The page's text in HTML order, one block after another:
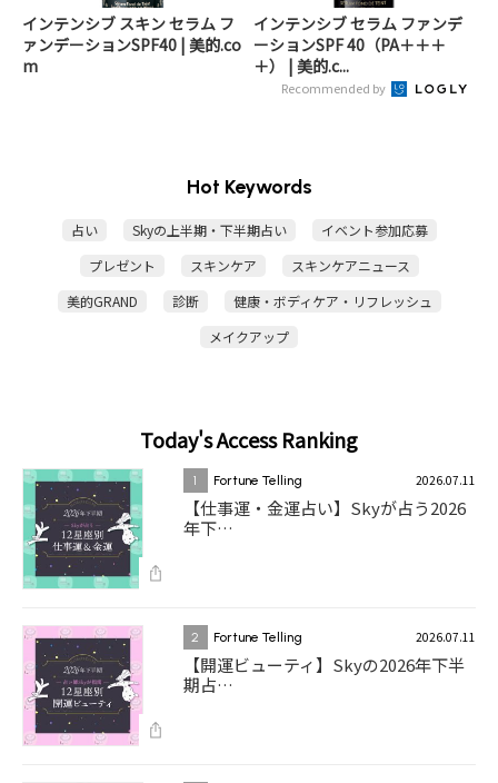
インテンシブ スキン セラム フ
ァンデーションSPF40 | 美的.co
m
インテンシブ セラム ファンデ
ーションSPF 40（PA＋＋＋
＋） | 美的.c...
Recommended by
Hot Keywords
占い Skyの上半期・下半期占い
イベント参加応募
プレゼント
スキンケア
スキンケアニュース
美的GRAND
診断
健康・ボディケア・リフレッシュ
メイクアップ
Today's Access Ranking
1 Fortune Telling 2026.07.11
【仕事運・金運占い】Skyが占う2026
年下…
2 Fortune Telling 2026.07.11
【開運ビューティ】Skyの2026年下半
期占…